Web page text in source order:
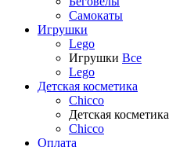
Самокаты
Игрушки
Lego
Игрушки Все
Lego
Детская косметика
Chicco
Детская косметика
Chicco
Оплата